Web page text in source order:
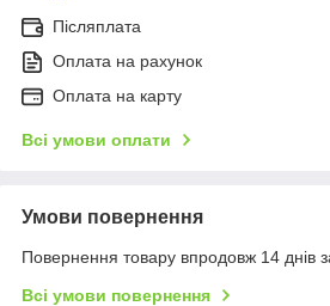
Післяплата
Оплата на рахунок
Оплата на карту
Всі умови оплати
Умови повернення
Повернення товару впродовж 14 днів
Всі умови повернення